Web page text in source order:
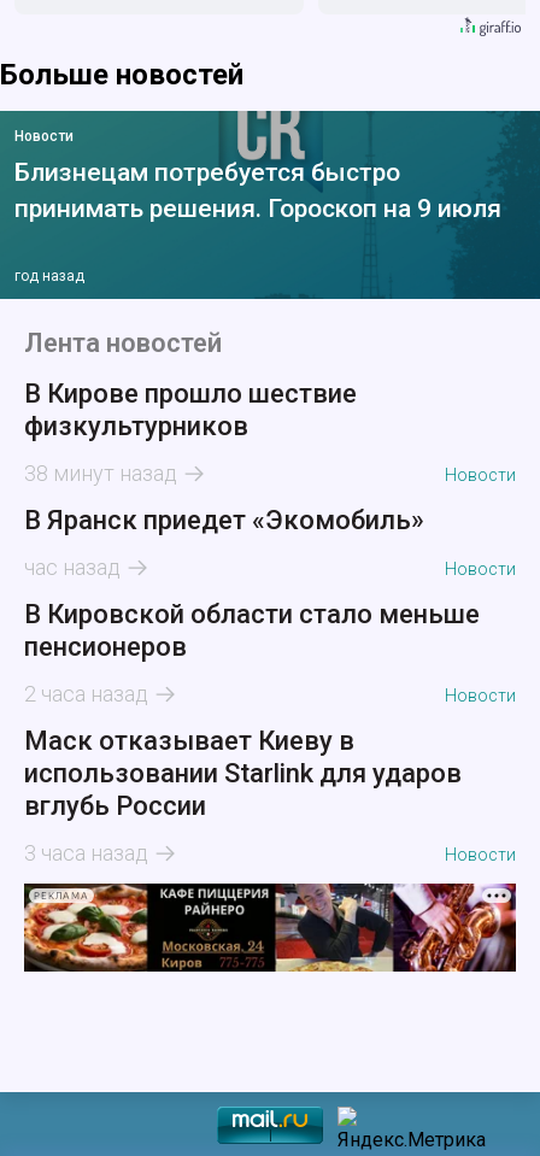
Больше новостей
Новости
Близнецам потребуется быстро
принимать решения. Гороскоп на 9 июля
год назад
Лента новостей
В Кирове прошло шествие
физкультурников
38 минут назад Новости
В Яранск приедет «Экомобиль»
час назад Новости
В Кировской области стало меньше
пенсионеров
2 часа назад Новости
Маск отказывает Киеву в
использовании Starlink для ударов
вглубь России
3 часа назад Новости
РЕКЛАМА